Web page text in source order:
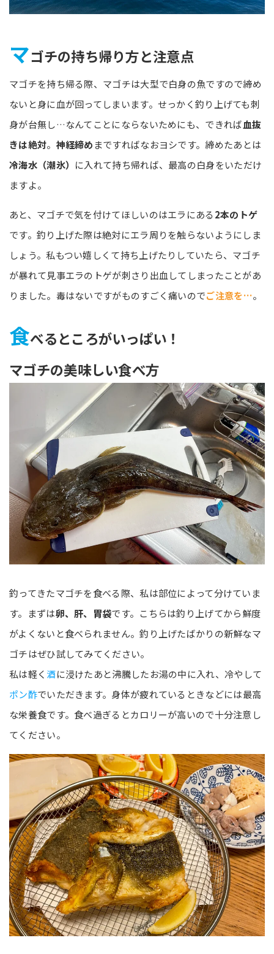
マゴチの持ち帰り方と注意点
マゴチを持ち帰る際、マゴチは大型で白身の魚ですので締め
ないと身に血が回ってしまいます。せっかく釣り上げても刺
身が台無し…なんてことにならないためにも、できれば血抜
きは絶対。 神経締め まですればなおヨシです。締めたあとは
冷海水（潮氷） に入れて持ち帰れば、最高の白身をいただけ
ますよ。
あと、マゴチで気を付けてほしいのはエラにある 2本のトゲ
です。釣り上げた際は絶対にエラ周りを触らないようにしま
しょう。私もつい嬉しくて持ち上げたりしていたら、マゴチ
が暴れて見事エラのトゲが刺さり出血してしまったことがあ
りました。毒はないですがものすごく痛いのでご注意を…。
食べるところがいっぱい！
マゴチの美味しい食べ方
釣ってきたマゴチを食べる際、私は部位によって分けていま
す。まずは卵、肝、胃袋です。こちらは釣り上げてから鮮度
がよくないと食べられません。釣り上げたばかりの新鮮なマ
ゴチはぜひ試してみてください。
私は軽く 酒に浸けたあと沸騰したお湯の中に入れ、冷やして
ポン酢でいただきます。身体が疲れているときなどには最高
な栄養食です。食べ過ぎるとカロリーが高いので十分注意し
てください。